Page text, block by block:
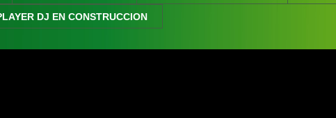
DJ EN CONSTRUCCION